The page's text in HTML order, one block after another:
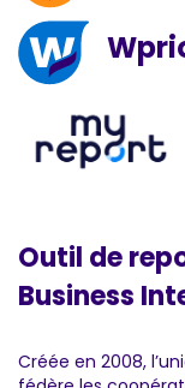
Outil de
Business
Créée en 2008,